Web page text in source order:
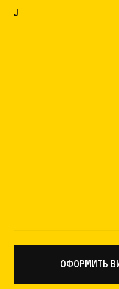
J
оформить